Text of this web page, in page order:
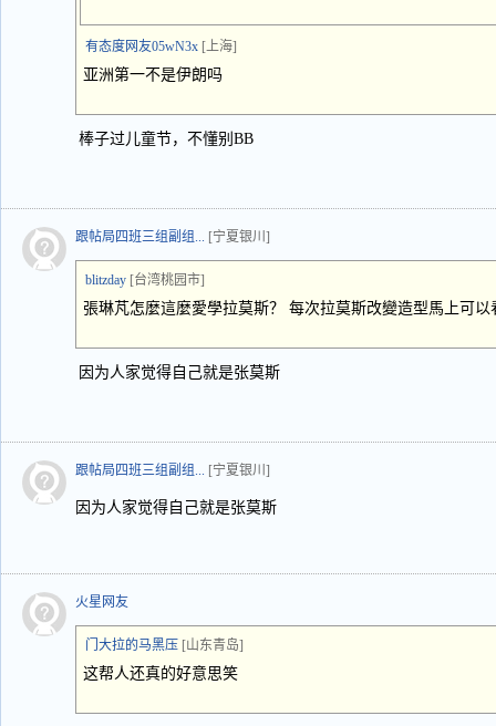
有态度网友05wN3x [上海]
亚洲第一不是伊朗吗
棒子过儿童节，不懂别BB
跟帖局四班三组副组... [宁夏银川]
blitzday [台湾桃园市]
張琳芃怎麼這麼愛學拉莫斯？ 每次拉莫斯改變造型馬上可以
因为人家觉得自己就是张莫斯
跟帖局四班三组副组... [宁夏银川]
因为人家觉得自己就是张莫斯
火星网友
门大拉的马黑压 [山东青岛]
这帮人还真的好意思笑